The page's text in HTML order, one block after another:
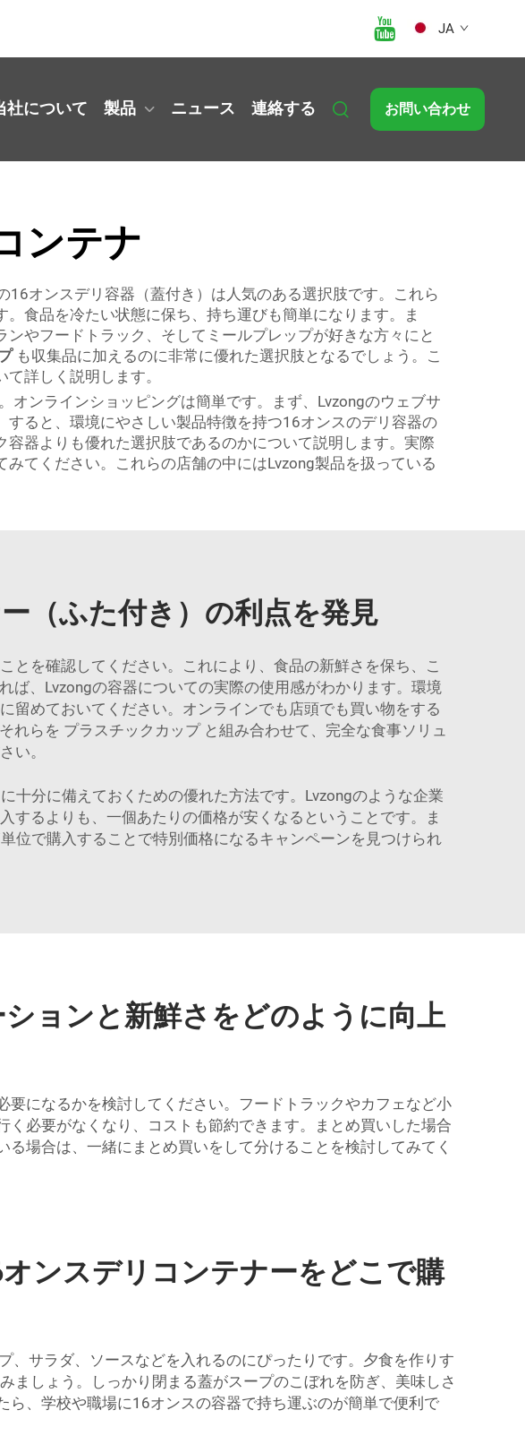
JA
社について 製品 ニュース 連絡する お問い合わせ
ンテナ
オンスデリ容器（蓋付き）は人気のある選択肢です。これら
食品を冷たい状態に保ち、持ち運びも簡単になります。ま
やフードトラック、そしてミールプレップが好きな方々にと
も収集品に加えるのに非常に優れた選択肢となるでしょう。こ
詳しく説明します。
ンラインショッピングは簡単です。まず、Lvzongのウェブサ
ると、環境にやさしい製品特徴を持つ16オンスのデリ容器の
器よりも優れた選択肢であるのかについて説明します。実際
てください。これらの店舗の中にはLvzong製品を扱っている
（ふた付き）の利点を発見
とを確認してください。これにより、食品の新鮮さを保ち、こ
、Lvzongの容器についての実際の使用感がわかります。環境
留めておいてください。オンラインでも店頭でも買い物をする
れらを プラスチックカップ と組み合わせて、完全な食事ソリュ
い。
十分に備えておくための優れた方法です。Lvzongのような企業
するよりも、一個あたりの価格が安くなるということです。ま
位で購入することで特別価格になるキャンペーンを見つけられ
ョンと新鮮さをどのように向上
になるかを検討してください。フードトラックやカフェなど小
必要がなくなり、コストも節約できます。まとめ買いした場合
場合は、一緒にまとめ買いをして分けることを検討してみてく
ンスデリコンテナーをどこで購
サラダ、ソースなどを入れるのにぴったりです。夕食を作りす
ましょう。しっかり閉まる蓋がスープのこぼれを防ぎ、美味しさ
、学校や職場に16オンスの容器で持ち運ぶのが簡単で便利で